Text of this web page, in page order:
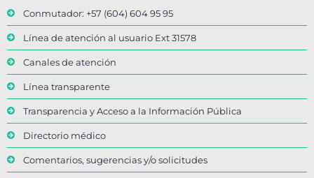
Conmutador: +57 (604) 604 95 95
Línea de atención al usuario Ext 31578
Canales de atención
Línea transparente
Transparencia y Acceso a la Información Pública
Directorio médico
Comentarios, sugerencias y/o solicitudes